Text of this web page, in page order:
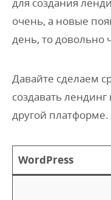
очень, а новые
день, то довольно
Давайте сделаем
создавать
другой платформе.
WordPress